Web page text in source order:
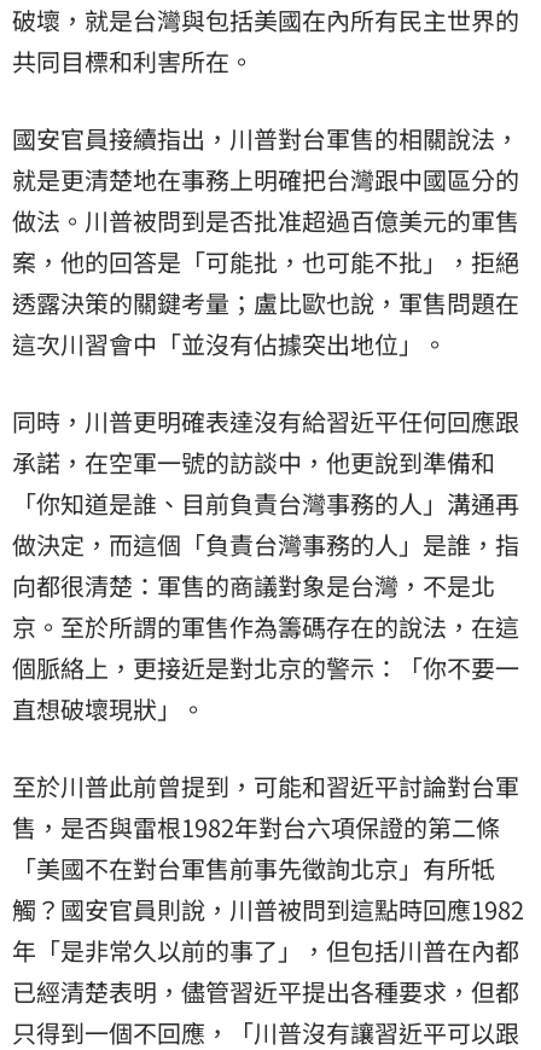
破壞，就是台灣與包括美國在內所有民主世界的
共同目標和利害所在。
國安官員接續指出，川普對台軍售的相關說法，
就是更清楚地在事務上明確把台灣跟中國區分的
做法。川普被問到是否批准超過百億美元的軍售
案，他的回答是「可能批，也可能不批」，拒絕
透露決策的關鍵考量；盧比歐也說，軍售問題在
這次川習會中「並沒有佔據突出地位」。
同時，川普更明確表達沒有給習近平任何回應跟
承諾，在空軍一號的訪談中，他更說到準備和
「你知道是誰、目前負責台灣事務的人」溝通再
做決定，而這個「負責台灣事務的人」是誰，指
向都很清楚：軍售的商議對象是台灣，不是北
京。至於所謂的軍售作為籌碼存在的說法，在這
個脈絡上，更接近是對北京的警示：「你不要一
直想破壞現狀」。
至於川普此前曾提到，可能和習近平討論對台軍
售，是否與雷根1982年對台六項保證的第二條
「美國不在對台軍售前事先徵詢北京」有所牴
觸？國安官員則說，川普被問到這點時回應1982
年「是非常久以前的事了」，但包括川普在內都
已經清楚表明，儘管習近平提出各種要求，但都
只得到一個不回應，「川普沒有讓習近平可以跟